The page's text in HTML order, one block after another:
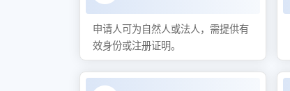
申请人可为自然人或法人，需提供有
效身份或注册证明。